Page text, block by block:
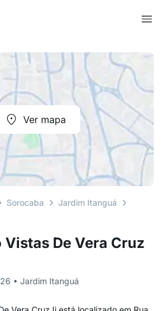
De Vera Cruz
• Jardim Itanguá
Ver mapa
Sorocaba Jardim Itanguá